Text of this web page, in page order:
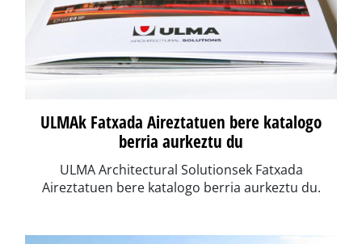
ULMAk Fatxada Aireztatuen bere katalogo
berria aurkeztu du
ULMA Architectural Solutionsek Fatxada
Aireztatuen bere katalogo berria aurkeztu du.